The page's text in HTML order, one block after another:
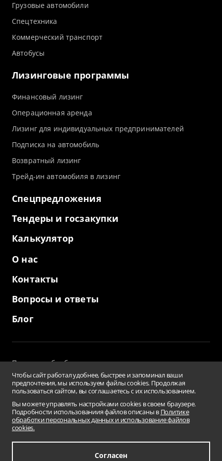
Грузовые автомобили
Спецтехника
Коммерческий транспорт
Автобусы
Лизинговые программы
Финансовый лизинг
Операционная аренда
Лизинг для индивидуальных предпринимателей
Подписка на автомобиль
Возвратный лизинг
Трейд-ин автомобиля в лизинг
Спецпредложения
Тендеры и госзакупки
Калькулятор
О нас
Контакты
Вопросы и ответы
Блог
Политика обработки персональных данных
и использование файлов cookies
Пользовательское соглашение
Заверения и гарантии
Противодействие коррупции
Условия использования информации сайта
Сводная ведомость результатов проведения СОУТ
Перечень рекомендуемых мероприятий
по улучшению условий труда
Чтобы сайт работал удобнее, быстрее и запоминал ваши
предпочтения, мы используем файлы cookies. Продолжая
пользоваться сайтом, вы соглашаетесь с их использованием.
Вы можете управлять настройками cookies в своем браузере.
Подробности использованиия файлов описаны в Политике
обработки персональных данных и использование файлов
cookies.
Согласен